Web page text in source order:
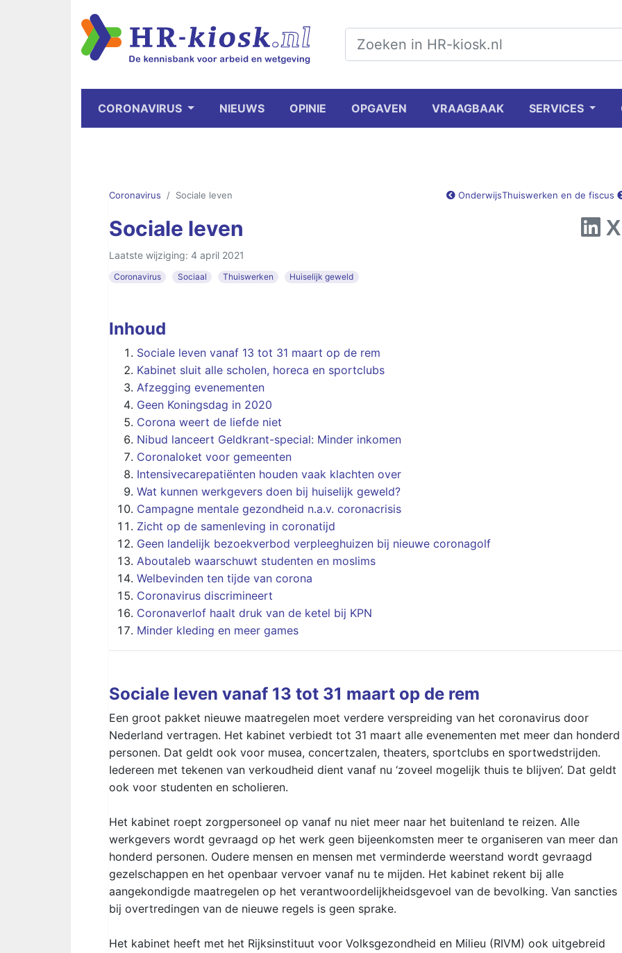
CORONAVIRUS NIEUWS OPINIE OPGAVEN VRAAGBAAK SERVICES
Coronavirus Sociale leven OnderwijsThuiswerken en de fiscus
Sociale leven
Laatste wijziging: 4 april 2021
Coronavirus Sociaal Thuiswerken Huiselijk geweld
Inhoud
Sociale leven vanaf 13 tot 31 maart op de rem
Kabinet sluit alle scholen, horeca en sportclubs
Afzegging evenementen
Geen Koningsdag in 2020
Corona weert de liefde niet
Nibud lanceert Geldkrant-special: Minder inkomen
Coronaloket voor gemeenten
Intensivecarepatiënten houden vaak klachten over
Wat kunnen werkgevers doen bij huiselijk geweld?
Campagne mentale gezondheid n.a.v. coronacrisis
Zicht op de samenleving in coronatijd
Geen landelijk bezoekverbod verpleeghuizen bij nieuwe coronagolf
Aboutaleb waarschuwt studenten en moslims
Welbevinden ten tijde van corona
Coronavirus discrimineert
Coronaverlof haalt druk van de ketel bij KPN
Minder kleding en meer games
Sociale leven vanaf 13 tot 31 maart op de rem
Een groot pakket nieuwe maatregelen moet verdere verspreiding van het coronavirus door
Nederland vertragen. Het kabinet verbiedt tot 31 maart alle evenementen met meer dan honderd
personen. Dat geldt ook voor musea, concertzalen, theaters, sportclubs en sportwedstrijden.
Iedereen met tekenen van verkoudheid dient vanaf nu ‘zoveel mogelijk thuis te blijven’. Dat geldt
ook voor studenten en scholieren.
Het kabinet roept zorgpersoneel op vanaf nu niet meer naar het buitenland te reizen. Alle
werkgevers wordt gevraagd op het werk geen bijeenkomsten meer te organiseren van meer dan
honderd personen. Oudere mensen en mensen met verminderde weerstand wordt gevraagd
gezelschappen en het openbaar vervoer vanaf nu te mijden. Het kabinet rekent bij alle
aangekondigde maatregelen op het verantwoordelijkheidsgevoel van de bevolking. Van sancties
bij overtredingen van de nieuwe regels is geen sprake.
Het kabinet heeft met het Rijksinstituut voor Volksgezondheid en Milieu (RIVM) ook uitgebreid